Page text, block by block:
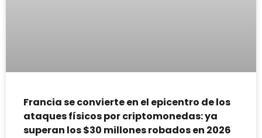
Francia se convierte en el epicentro de los
ataques físicos por criptomonedas: ya
superan los $30 millones robados en 2026